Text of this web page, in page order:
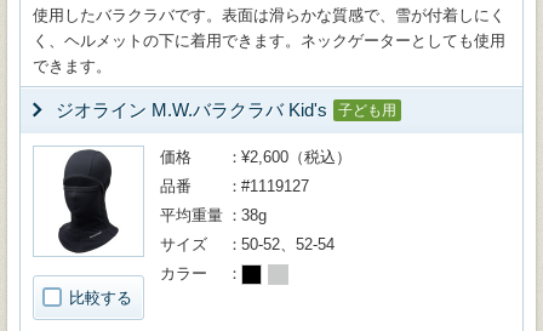
使用したバラクラバです。表面は滑らかな質感で、雪が付着しにく
く、ヘルメットの下に着用できます。ネックゲーターとしても使用
できます。
ジオライン M.W.バラクラバ Kid's 子ども用
比較する
価格
¥2,600（税込）
品番
#1119127
平均重量
38g
サイズ
50-52、52-54
カラー